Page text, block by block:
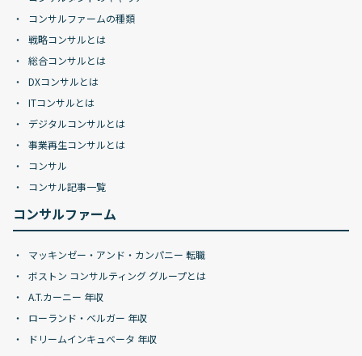
コンサルファームの種類
戦略コンサルとは
総合コンサルとは
DXコンサルとは
ITコンサルとは
デジタルコンサルとは
事業再生コンサルとは
コンサル
コンサル記事一覧
コンサルファーム
マッキンゼー・アンド・カンパニー 転職
ボストン コンサルティング グループとは
A.T.カーニー 年収
ローランド・ベルガー 年収
ドリームインキュベータ 年収